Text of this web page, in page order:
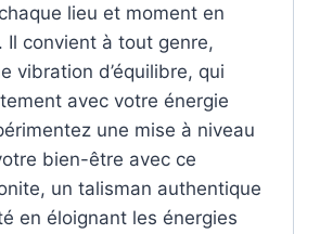
lieu et moment en
Il convient à tout genre,
vibration d’équilibre, qui
avec votre énergie
une mise à niveau
bien-être avec ce
un talisman authentique
en éloignant les énergies